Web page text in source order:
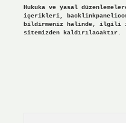
Hukuka ve yasal
içerikleri,
bildirmeniz halinde, ilgili
sitemizden kaldırılacaktır.